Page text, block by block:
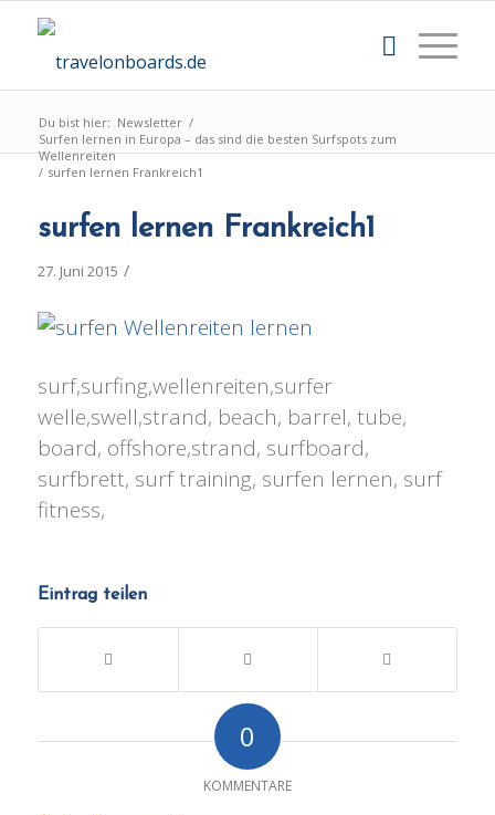
Du bist hier: Newsletter /
Surfen lernen in Europa – das sind die besten Surfspots zum
Wellenreiten
/ surfen lernen Frankreich1
surfen lernen Frankreich1
27. Juni 2015 /
surf,surfing,wellenreiten,surfer
welle,swell,strand, beach, barrel, tube,
board, offshore,strand, surfboard,
surfbrett, surf training, surfen lernen, surf
fitness,
Eintrag teilen
0
KOMMENTARE